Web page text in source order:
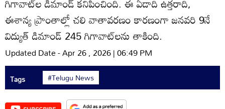
ఈశాన్య ప్రాంతాల్లో చలి వాతావరణం కారణంగా జనవరి 9నే
విద్యుత్ డిమాండ్ 245 గిగావాట్‌లను తాకింది.
Updated Date - Apr 26 , 2026 | 06:49 PM
Tags #Telugu News